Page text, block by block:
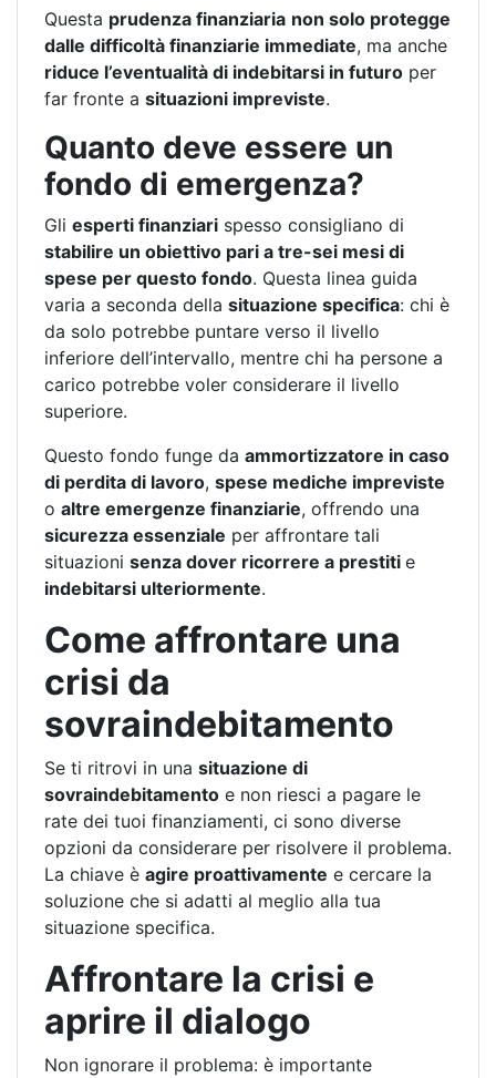
Questa prudenza finanziaria non solo protegge
dalle difficoltà finanziarie immediate, ma anche
riduce l’eventualità di indebitarsi in futuro per
far fronte a situazioni impreviste.
Quanto deve essere un
fondo di emergenza?
Gli esperti finanziari spesso consigliano di
stabilire un obiettivo pari a tre-sei mesi di
spese per questo fondo. Questa linea guida
varia a seconda della situazione specifica: chi è
da solo potrebbe puntare verso il livello
inferiore dell’intervallo, mentre chi ha persone a
carico potrebbe voler considerare il livello
superiore.
Questo fondo funge da ammortizzatore in caso
di perdita di lavoro, spese mediche impreviste
o altre emergenze finanziarie, offrendo una
sicurezza essenziale per affrontare tali
situazioni senza dover ricorrere a prestiti e
indebitarsi ulteriormente.
Come affrontare una
crisi da
sovraindebitamento
Se ti ritrovi in una situazione di
sovraindebitamento e non riesci a pagare le
rate dei tuoi finanziamenti, ci sono diverse
opzioni da considerare per risolvere il problema.
La chiave è agire proattivamente e cercare la
soluzione che si adatti al meglio alla tua
situazione specifica.
Affrontare la crisi e
aprire il dialogo
Non ignorare il problema: è importante